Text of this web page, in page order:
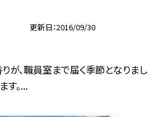
更新日 2016/09/30
が、職員室まで届く季節となりまし
す。...